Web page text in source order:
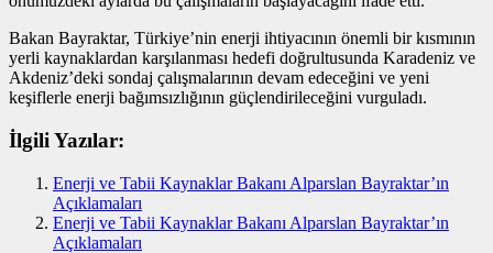
Bakan Bayraktar, Türkiye’nin enerji ihtiyacının önemli bir kısmının
yerli kaynaklardan karşılanması hedefi doğrultusunda Karadeniz ve
Akdeniz’deki sondaj çalışmalarının devam edeceğini ve yeni
keşiflerle enerji bağımsızlığının güçlendirileceğini vurguladı.
İlgili Yazılar:
Enerji ve Tabii Kaynaklar Bakanı Alparslan Bayraktar’ın
Açıklamaları
Enerji ve Tabii Kaynaklar Bakanı Alparslan Bayraktar’ın
Açıklamaları